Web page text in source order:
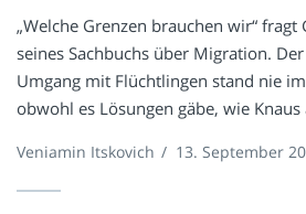
„Welche Grenzen brauchen wir“ fragt
seines Sachbuchs über Migration.
Umgang mit Flüchtlingen stand nie
obwohl es Lösungen gäbe, wie Knaus
Veniamin Itskovich / 13. September